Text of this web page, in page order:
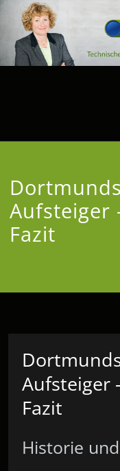
Aufsteiger
Fazit
Aufsteiger
Fazit
Historie